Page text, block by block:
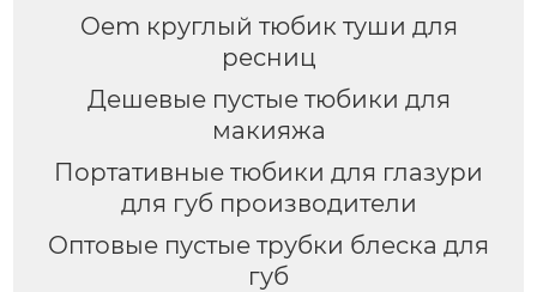
Oem круглый тюбик туши для
ресниц
Дешевые пустые тюбики для
макияжа
Портативные тюбики для глазури
для губ производители
Оптовые пустые трубки блеска для
губ